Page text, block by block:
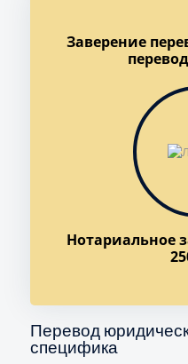
Заверение
Нотариальное
Перевод
специфика